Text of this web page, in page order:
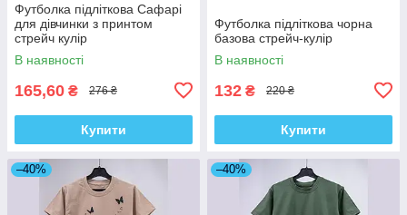
Футболка підліткова Сафарі
для дівчинки з принтом
стрейч кулір
В наявності
165,60 ₴ 276 ₴
Купити
Футболка підліткова чорна
базова стрейч-кулір
В наявності
132 ₴ 220 ₴
Купити
–40% –40%